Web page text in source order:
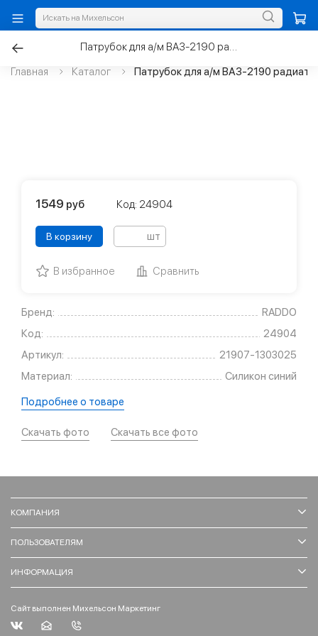
Главная Каталог Патрубок для а/м ВАЗ-2190
Бренд:
RADDO
Код:
24904
Артикул:
21907-1303025
Материал:
Силикон синий
Подробнее о товаре
Скачать фото Скачать все фото
1549 руб Код: 24904
В корзину шт
В избранное Сравнить
КОМПАНИЯ
ПОЛЬЗОВАТЕЛЯМ
ИНФОРМАЦИЯ
Сайт выполнен Михельсон Маркетинг